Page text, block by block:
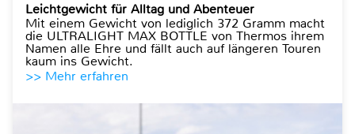
Leichtgewicht für Alltag und Abenteuer
Mit einem Gewicht von lediglich 372 Gramm macht
die ULTRALIGHT MAX BOTTLE von Thermos ihrem
Namen alle Ehre und fällt auch auf längeren Touren
kaum ins Gewicht.
>> Mehr erfahren